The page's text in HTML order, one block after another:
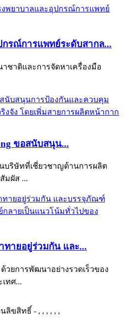
กรณ์การแพทย์ระดับสากล...
ชาติและการจัดหาเครื่องมือ
ขอสนับสนุน...
ป็นบริษัทที่เชี่ยวชาญด้านการผลิต
มผัส ...
ทายอยู่ร่วมกัน และ...
วยการพัฒนาอย่างรวดเร็วของ
ทศ...
ลิขสิทธิ์ - , , , , , ,